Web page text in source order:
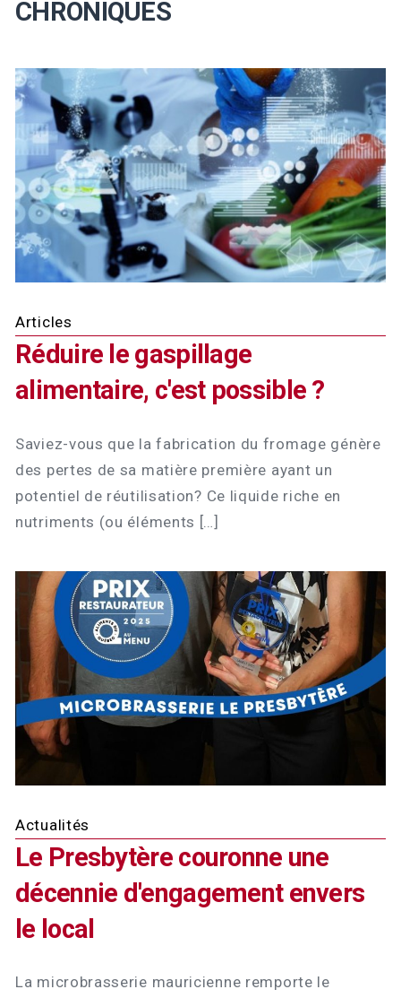
CHRONIQUES
Articles
Réduire le gaspillage
alimentaire, c'est possible ?
Saviez-vous que la fabrication du fromage génère
des pertes de sa matière première ayant un
potentiel de réutilisation? Ce liquide riche en
nutriments (ou éléments […]
Actualités
Le Presbytère couronne une
décennie d'engagement envers
le local
La microbrasserie mauricienne remporte le